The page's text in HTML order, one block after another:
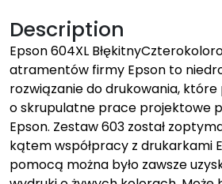
Description
Epson 604XL
atramentów firmy Epson to
rozwiązanie do drukowania,
o skrupulatne prace projektowe
Epson. Zestaw 603 został
kątem współpracy z drukarkami
pomocą można było zawsze